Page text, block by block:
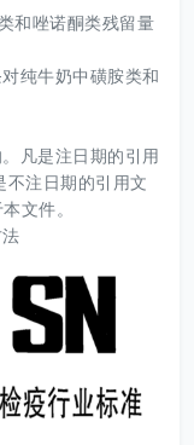
和唑诺酮类残留量
纯牛奶中磺胺类和
凡是注日期的引用
注日期的引用文
文件。